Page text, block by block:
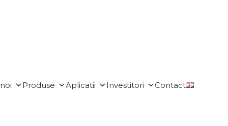
Produse Aplicatii Investitori Contact